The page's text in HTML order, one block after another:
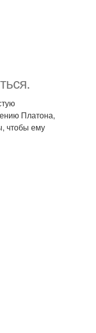
Платона,
чтобы ему